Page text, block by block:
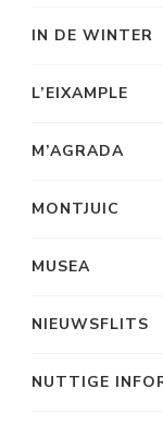
IN DE WINTER
L’EIXAMPLE
M’AGRADA
MONTJUIC
MUSEA
NIEUWSFLITS
NUTTIGE